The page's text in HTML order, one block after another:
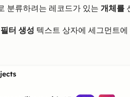
분류하려는 레코드가 있는 개체를
터 생성 텍스트 상자에 세그먼트